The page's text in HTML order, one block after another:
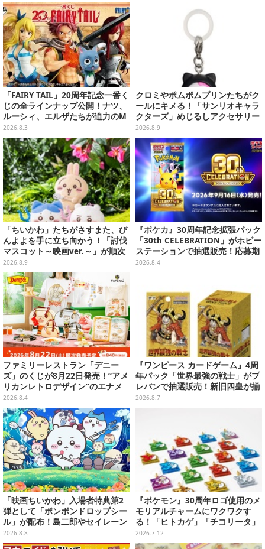
「FAIRY TAIL」20周年記念一番く
じの全ラインナップ公開！ナツ、
ルーシィ、エルザたちが迫力のM
ASTERLISEで初登場
2026.8.3
クロミやポムポムプリンたちがク
ールにキメる！「サンリオキャラ
クターズ」めじるしアクセサリー
がガシャポン展開
2026.8.9
「ちいかわ」たちがさすまた、び
んよよを手に立ち向かう！「討伐
マスコット～映画ver.～」が順次
展開
2026.8.9
『ポケカ』30周年記念拡張パック
「30th CELEBRATION」がホビー
ステーションで抽選販売！応募期
間は8月6日23時59分まで
2026.8.4
ファミリーレストラン「デニー
ズ」のくじが8月22日発売！“アメ
リカンレトロデザイン”のエナメ
ルバッグやTシャツなど、日常使
いできるグッズを用意
2026.8.4
『ワンピース カードゲーム』4周
年パック「世界最強の戦士」がプ
レバンで抽選販売！新旧四皇が揃
い踏み、刃牙作者が描く「カイド
2026.8.7
「映画ちいかわ」入場者特典第2
弾として「ボンボンドロップシー
ル」が配布！島二郎やセイレーン
はもちろん、人魚のウロコまで…
2026.8.8
『ポケモン』30周年ロゴ使用のメ
モリアルチャームにワクワクす
る！「ヒトカゲ」「チコリータ」
たち御三家や、幻のポケモンも揃
えた全20種
2026.7.12